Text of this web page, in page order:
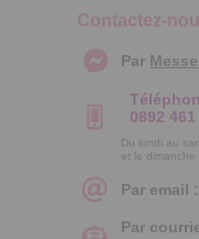
Contactez-
Par
0892 461
Du lundi au
et le
Par email :
Par